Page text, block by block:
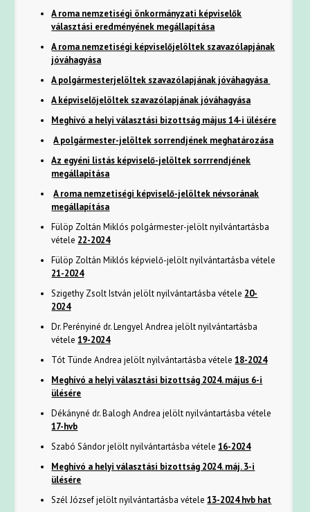
A roma nemzetiségi önkormányzati képviselők
választási eredményének megállapítása
A roma nemzetiségi képviselőjelöltek szavazólapjának
jóváhagyása
A polgármesterjelöltek szavazólapjának jóváhagyása
A képviselőjelöltek szavazólapjának jóváhagyása
Meghívó a helyi választási bizottság május 14-i ülésére
A polgármester-jelöltek sorrendjének meghatározása
Az egyéni listás képviselő-jelöltek sorrrendjének
megállapítása
A roma nemzetiségi képviselő-jelöltek névsorának
megállapítása
Fülöp Zoltán Miklós polgármester-jelölt nyilvántartásba
vétele 22-2024
Fülöp Zoltán Miklós képvielő-jelölt nyilvántartásba vétele
21-2024
Szigethy Zsolt István jelölt nyilvántartásba vétele 20-
2024
Dr. Perényiné dr. Lengyel Andrea jelölt nyilvántartásba
vétele19-2024
Tót Tünde Andrea jelölt nyilvántartásba vétele18-2024
Meghívó a helyi választási bizottság 2024. május 6-i
ülésére
Dékányné dr. Balogh Andrea jelölt nyilvántartásba vétele
17-hvb
Szabó Sándor jelölt nyilvántartásba vétele16-2024
Meghívó a helyi választási bizottság 2024. máj. 3-i
ülésére
Szél József jelölt nyilvántartásba vétele13-2024 hvb hat